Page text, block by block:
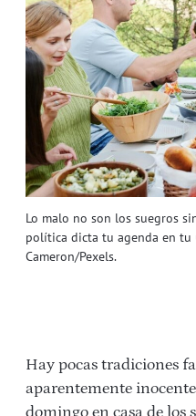
Lo malo no son los suegros
política dicta tu agenda en tu
Cameron/Pexels.
Hay pocas tradiciones
aparentemente
domingo en casa de los